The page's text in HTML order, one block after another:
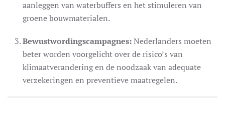
aanleggen van waterbuffers en het stimuleren van
groene bouwmaterialen.
Bewustwordingscampagnes:Nederlanders moeten
beter worden voorgelicht over de risico’s van
klimaatverandering en de noodzaak van adequate
verzekeringen en preventieve maatregelen.